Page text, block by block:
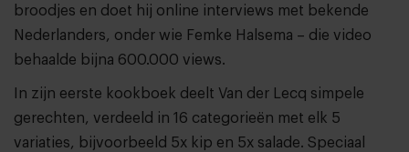
broodjes en doet hij online interviews met bekende
Nederlanders, onder wie Femke Halsema – die video
behaalde bijna 600.000 views.
In zijn eerste kookboek deelt Van der Lecq simpele
gerechten, verdeeld in 16 categorieën met elk 5
variaties, bijvoorbeeld 5x kip en 5x salade. Speciaal